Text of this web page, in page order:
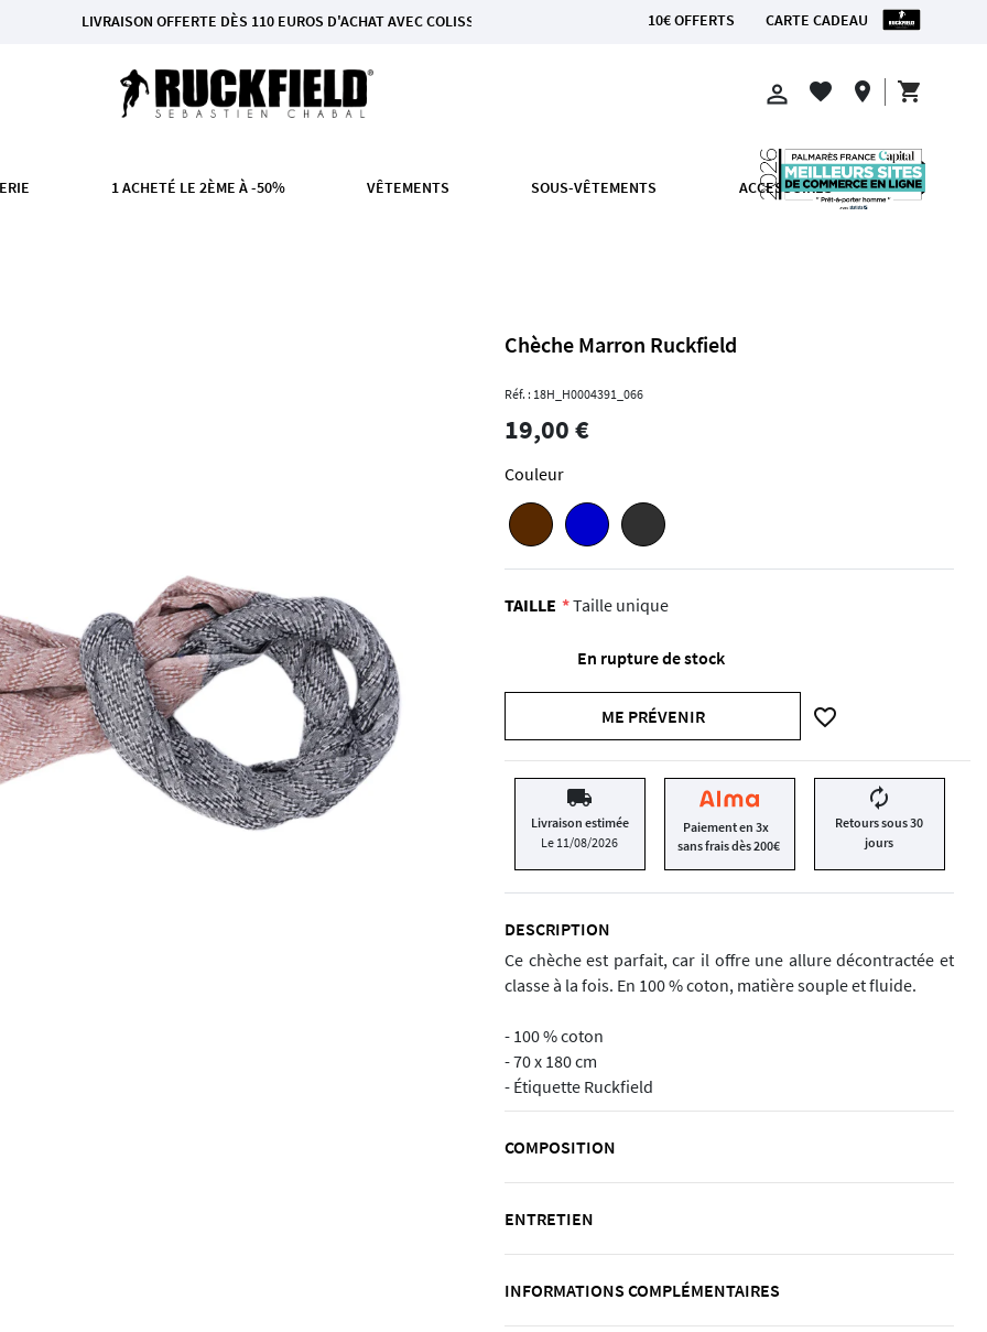
LIVRAISON OFFERTE DÈS 110 EUROS D'ACHAT AVEC COLISSIMO EN FRANCE MÉTROPOLITAINE 10€ OFFERTS CARTE CADEAU
perm_identity favorite location_on shopping_cart
1 ACHETÉ LE 2ÈME À -50% VÊTEMENTS SOUS-VÊTEMENTS ACCESSOIRES
Chèche Marron Ruckfield
Réf. : 18H_H0004391_066
19,00 €
Couleur
TAILLE Taille unique
En rupture de stock
favorite_border
ME PRÉVENIR
local_shipping
Livraison estimée
Le 11/08/2026
Paiement en 3x
sans frais dès 200€
autorenew
Retours sous 30
jours
DESCRIPTION
Ce chèche est parfait, car il offre une allure décontractée et
classe à la fois. En 100 % coton, matière souple et fluide.
- 100 % coton
- 70 x 180 cm
- Étiquette Ruckfield
COMPOSITION
ENTRETIEN
INFORMATIONS COMPLÉMENTAIRES